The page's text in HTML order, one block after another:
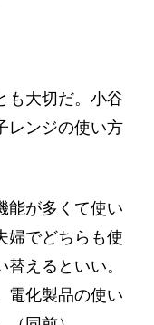
も大切だ。小谷
レンジの使い方
能が多くて使い
婦でどちらも使
えるといい。
電化製品の使い